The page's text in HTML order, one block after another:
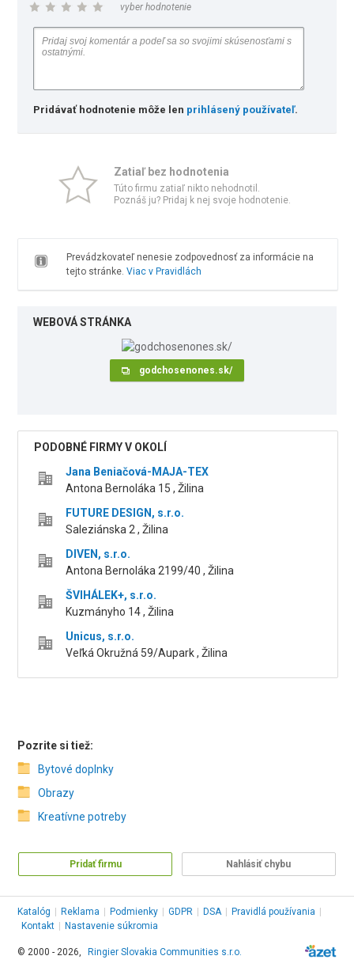
vyber hodnotenie
Pridávať hodnotenie môže len prihlásený používateľ.
Zatiaľ bez hodnotenia
Túto firmu zatiaľ nikto nehodnotil.
Poznáš ju? Pridaj k nej svoje hodnotenie.
Prevádzkovateľ nenesie zodpovednosť za informácie na
tejto stránke. Viac v Pravidlách
WEBOVÁ STRÁNKA
godchosenones.sk/
PODOBNÉ FIRMY V OKOLÍ
Jana Beniačová-MAJA-TEX
Antona Bernoláka 15 , Žilina
FUTURE DESIGN, s.r.o.
Saleziánska 2 , Žilina
DIVEN, s.r.o.
Antona Bernoláka 2199/40 , Žilina
ŠVIHÁLEK+, s.r.o.
Kuzmányho 14 , Žilina
Unicus, s.r.o.
Veľká Okružná 59/Aupark , Žilina
Pozrite si tiež:
Bytové doplnky
Obrazy
Kreatívne potreby
Pridať firmu Nahlásiť chybu
Katalóg Reklama Podmienky GDPR DSA Pravidlá používania
Kontakt
Nastavenie súkromia
© 2000 - 2026, Ringier Slovakia Communities s.r.o.